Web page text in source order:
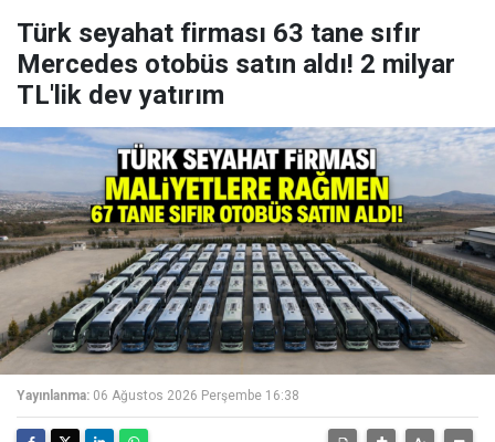
Türk seyahat firması 63 tane sıfır
Mercedes otobüs satın aldı! 2 milyar
TL'lik dev yatırım
Yayınlanma: 06 Ağustos 2026 Perşembe 16:38